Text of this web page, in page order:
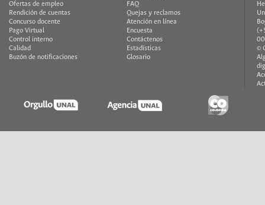
Ofertas de empleo
Rendición de cuentas
Concurso docente
Pago Virtual
Control interno
Calidad
Buzón de notificaciones
FAQ
Quejas y reclamos
Atención en línea
Encuesta
Contáctenos
Estadísticas
Glosario
©